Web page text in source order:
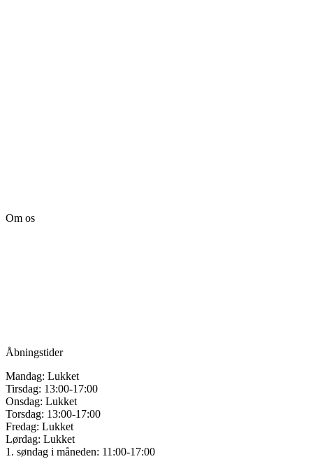
Om os
Åbningstider
Mandag: Lukket
Tirsdag: 13:00-17:00
Onsdag: Lukket
Torsdag: 13:00-17:00
Fredag: Lukket
Lørdag: Lukket
1. søndag i måneden: 11:00-17:00